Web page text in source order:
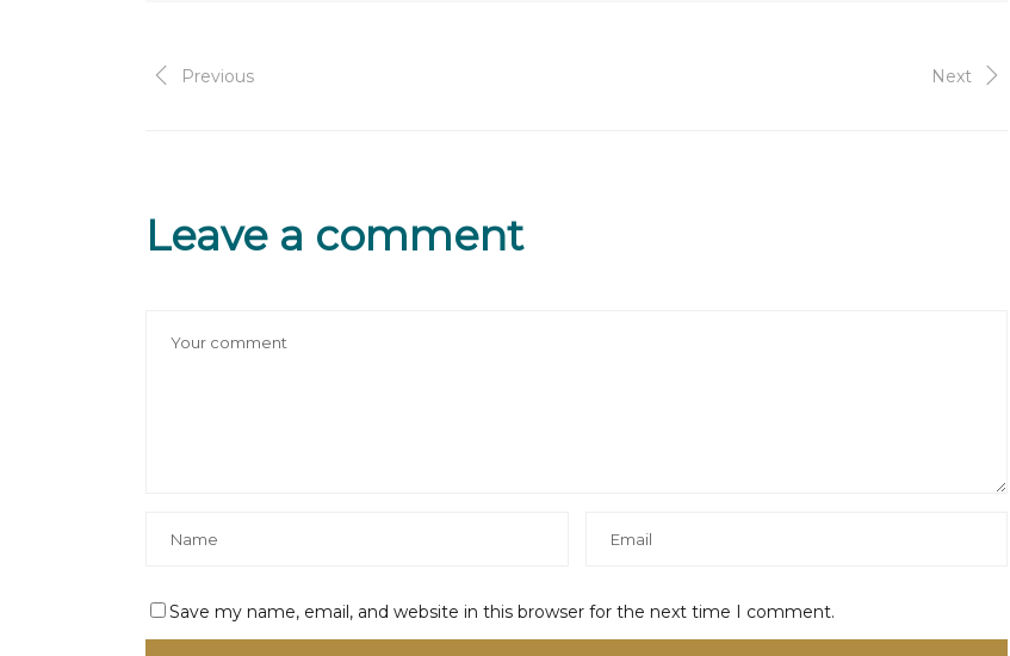
Previous Next
Leave a comment
Save my name, email, and website in this browser for the next time I comment.